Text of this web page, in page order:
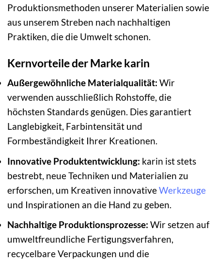
Produktionsmethoden unserer Materialien sowie
aus unserem Streben nach nachhaltigen
Praktiken, die die Umwelt schonen.
Kernvorteile der Marke karin
Außergewöhnliche Materialqualität: Wir
verwenden ausschließlich Rohstoffe, die
höchsten Standards genügen. Dies garantiert
Langlebigkeit, Farbintensität und
Formbeständigkeit Ihrer Kreationen.
Innovative Produktentwicklung: karin ist stets
bestrebt, neue Techniken und Materialien zu
erforschen, um Kreativen innovativeWerkzeuge
und Inspirationen an die Hand zu geben.
Nachhaltige Produktionsprozesse: Wir setzen auf
umweltfreundliche Fertigungsverfahren,
recycelbare Verpackungen und die